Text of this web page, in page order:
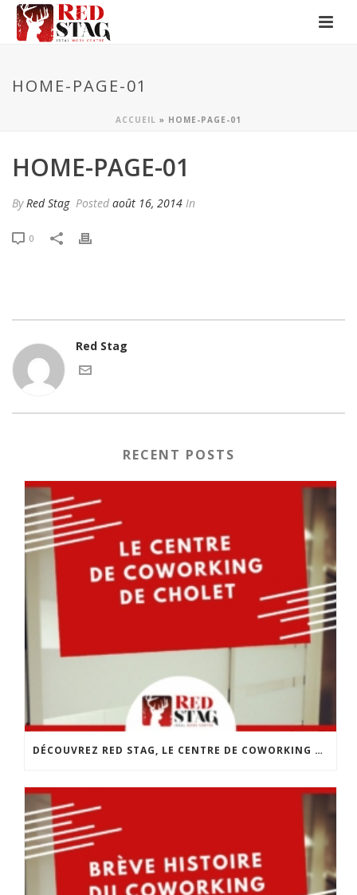
HOME-PAGE-01
ACCUEIL » HOME-PAGE-01
HOME-PAGE-01
ByRed Stag Posted août 16, 2014 In
0
Red Stag
RECENT POSTS
DÉCOUVREZ RED STAG, LE CENTRE DE COWORKING DE CHOLET